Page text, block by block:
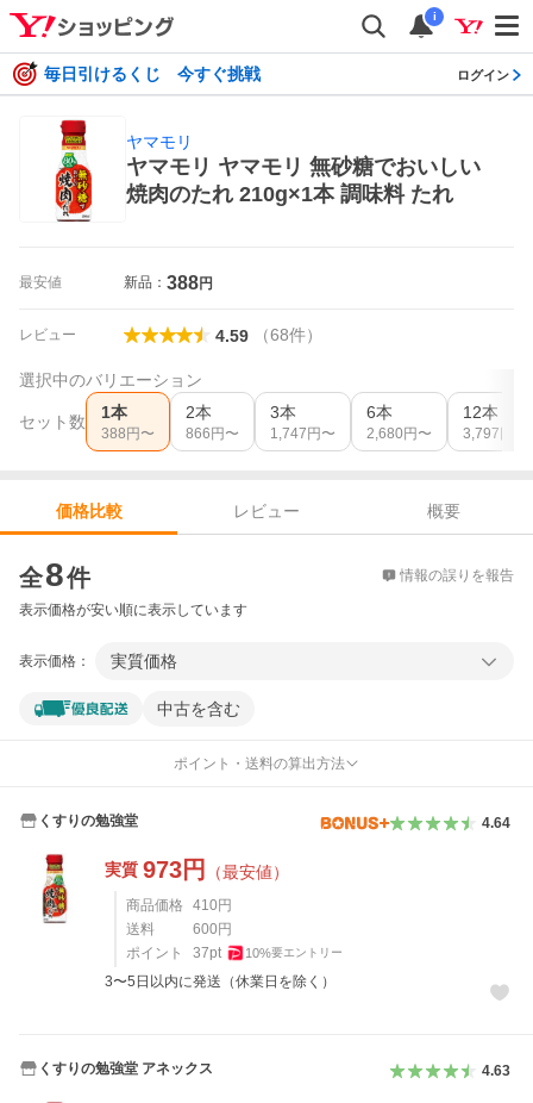
i
毎日引けるくじ 今すぐ挑戦 ログイン
ヤマモリ
ヤマモリ ヤマモリ 無砂糖でおいしい
焼肉のたれ 210g×1本 調味料 たれ
最安値 新品： 388円
レビュー 4.59 （68件）
選択中のバリエーション
セット数 1本
388 円〜
2本
866 円〜
3本
1,747 円〜
6本
2,680 円〜
12本
3,797
価格比較 レビュー
概要
全8件 情報の誤りを報告
表示価格が安い順に表示しています
表示価格： 実質価格
中古を含む
ポイント・送料の算出方法
くすりの勉強堂 4.64
実質 973円 （最安値）
商品価格 410 円
送料
600 円
ポイント
37pt 10%要エントリー
3〜5日以内に発送（休業日を除く）
くすりの勉強堂 アネックス 4.63